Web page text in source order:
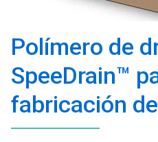
Polímero de
SpeeDrain™
fabricación